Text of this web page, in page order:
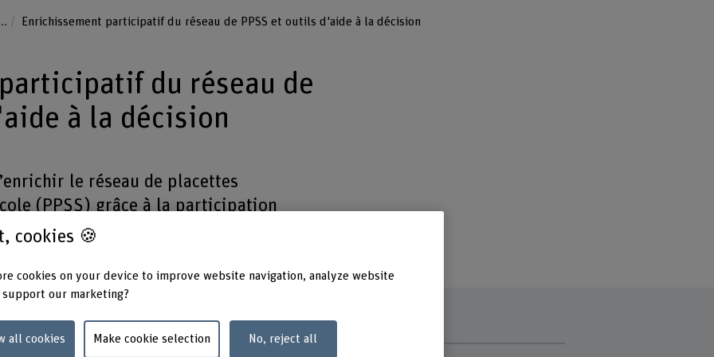
Enrichissement participatif du réseau de PPSS et outils d'aide à la décision
du réseau de
à la décision
le réseau de placettes
(PPSS) grâce à la participation
et de renforcer les capacités
à la décision.
cookies 🍪
cookies on your device to improve website navigation, analyze website
support our marketing?
all cookies Make cookie selection No, reject all